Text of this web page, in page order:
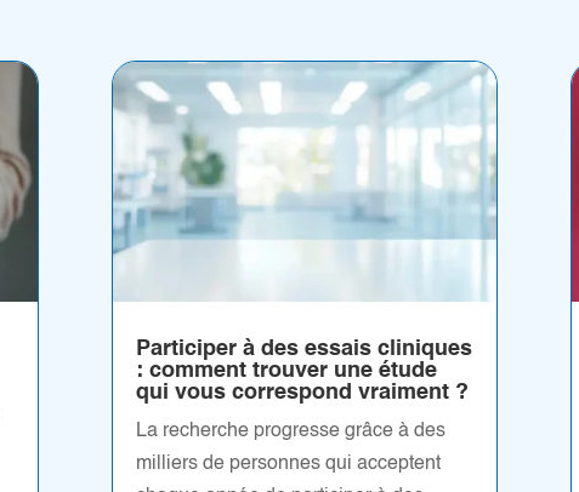
Participer à des essais cliniques
: comment trouver une étude
qui vous correspond vraiment ?
La recherche progresse grâce à des
milliers de personnes qui acceptent